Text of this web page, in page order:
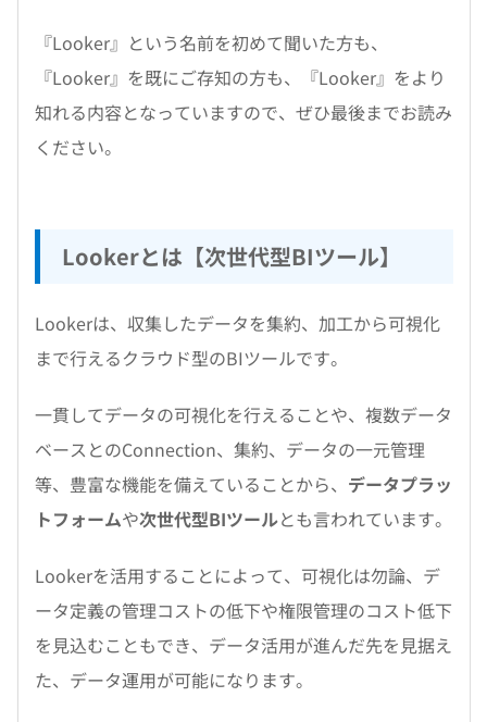
『Looker』という名前を初めて聞いた方も、
『Looker』を既にご存知の方も、『Looker』をより
知れる内容となっていますので、ぜひ最後までお読み
ください。
Lookerとは【次世代型BIツール】
Lookerは、収集したデータを集約、加工から可視化
まで行えるクラウド型のBIツールです。
一貫してデータの可視化を行えることや、複数データ
ベースとのConnection、集約、データの一元管理
等、豊富な機能を備えていることから、 データプラッ
トフォームや次世代型BIツールとも言われています。
Lookerを活用することによって、可視化は勿論、デ
ータ定義の管理コストの低下や権限管理のコスト低下
を見込むこともでき、データ活用が進んだ先を見据え
た、データ運用が可能になります。